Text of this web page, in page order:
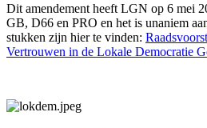
Dit amendement heeft LGN op 6 mei
GB, D66 en PRO en het is unaniem
stukken zijn hier te vinden:
Vertrouwen in de Lokale Democratie